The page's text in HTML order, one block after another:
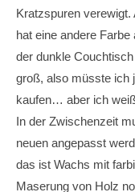
Kratzspuren
hat eine andere
der dunkle
groß, also müsste ich
kaufen… aber ich
In der Zwischenzeit
neuen angepasst
das ist Wachs mit
Maserung von Holz